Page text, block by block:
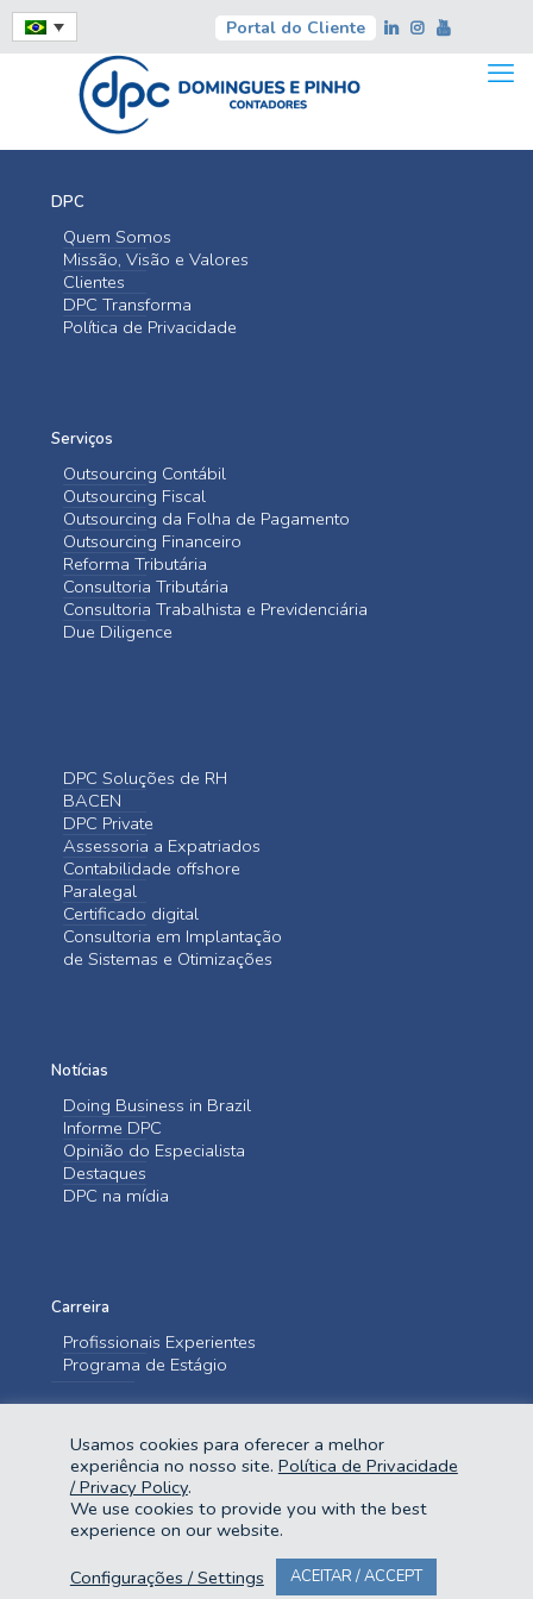
Portal do Cliente
DPC
Quem Somos
Missão, Visão e Valores
Clientes
DPC Transforma
Política de Privacidade
Serviços
Outsourcing Contábil
Outsourcing Fiscal
Outsourcing da Folha de Pagamento
Outsourcing Financeiro
Reforma Tributária
Consultoria Tributária
Consultoria Trabalhista e Previdenciária
Due Diligence
DPC Soluções de RH
BACEN
DPC Private
Assessoria a Expatriados
Contabilidade offshore
Paralegal
Certificado digital
Consultoria em Implantação
de Sistemas e Otimizações
Notícias
Doing Business in Brazil
Informe DPC
Opinião do Especialista
Destaques
DPC na mídia
Carreira
Profissionais Experientes
Programa de Estágio
Fale Conosco
Usamos cookies para oferecer a melhor
experiência no nosso site. Política de Privacidade
/ Privacy Policy.
We use cookies to provide you with the best
experience on our website.
Configurações / Settings
ACEITAR / ACCEPT